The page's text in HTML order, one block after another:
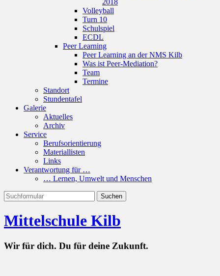
2018
Volleyball
Turn 10
Schulspiel
ECDL
Peer Learning
Peer Learning an der NMS Kilb
Was ist Peer-Mediation?
Team
Termine
Standort
Stundentafel
Galerie
Aktuelles
Archiv
Service
Berufsorientierung
Materiallisten
Links
Verantwortung für …
… Lernen, Umwelt und Menschen
Mittelschule Kilb
Wir für dich. Du für deine Zukunft.